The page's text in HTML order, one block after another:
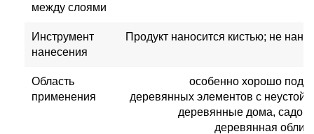
между слоями
Инструмент
нанесения
Продукт наносится кистью; не
Область
применения
особенно хорошо
деревянных элементов с
деревянные дома,
деревянная